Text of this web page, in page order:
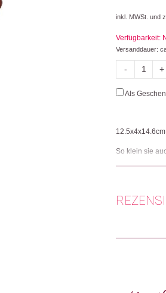
inkl. MWSt. und
Verfügbarkeit:
Versanddauer:
-
Crysalus
Butterfly
Menge
+
Als
So klein sie
besonders,
Mustern, auf
Herkunft: